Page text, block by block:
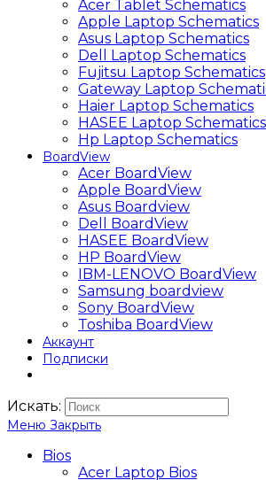
Acer Tablet Schematics
Apple Laptop Schematics
Asus Laptop Schematics
Dell Laptop Schematics
Fujitsu Laptop Schematics
Gateway Laptop
Haier Laptop Schematics
HASEE Laptop Schematics
Hp Laptop Schematics
BoardView
Acer BoardView
Apple BoardView
Asus Boardview
Dell BoardView
HASEE BoardView
HP BoardView
IBM-LENOVO BoardView
Samsung boardview
Sony BoardView
Toshiba BoardView
Аккаунт
Подписки
Искать:
Меню Закрыть
Bios
Acer Laptop Bios